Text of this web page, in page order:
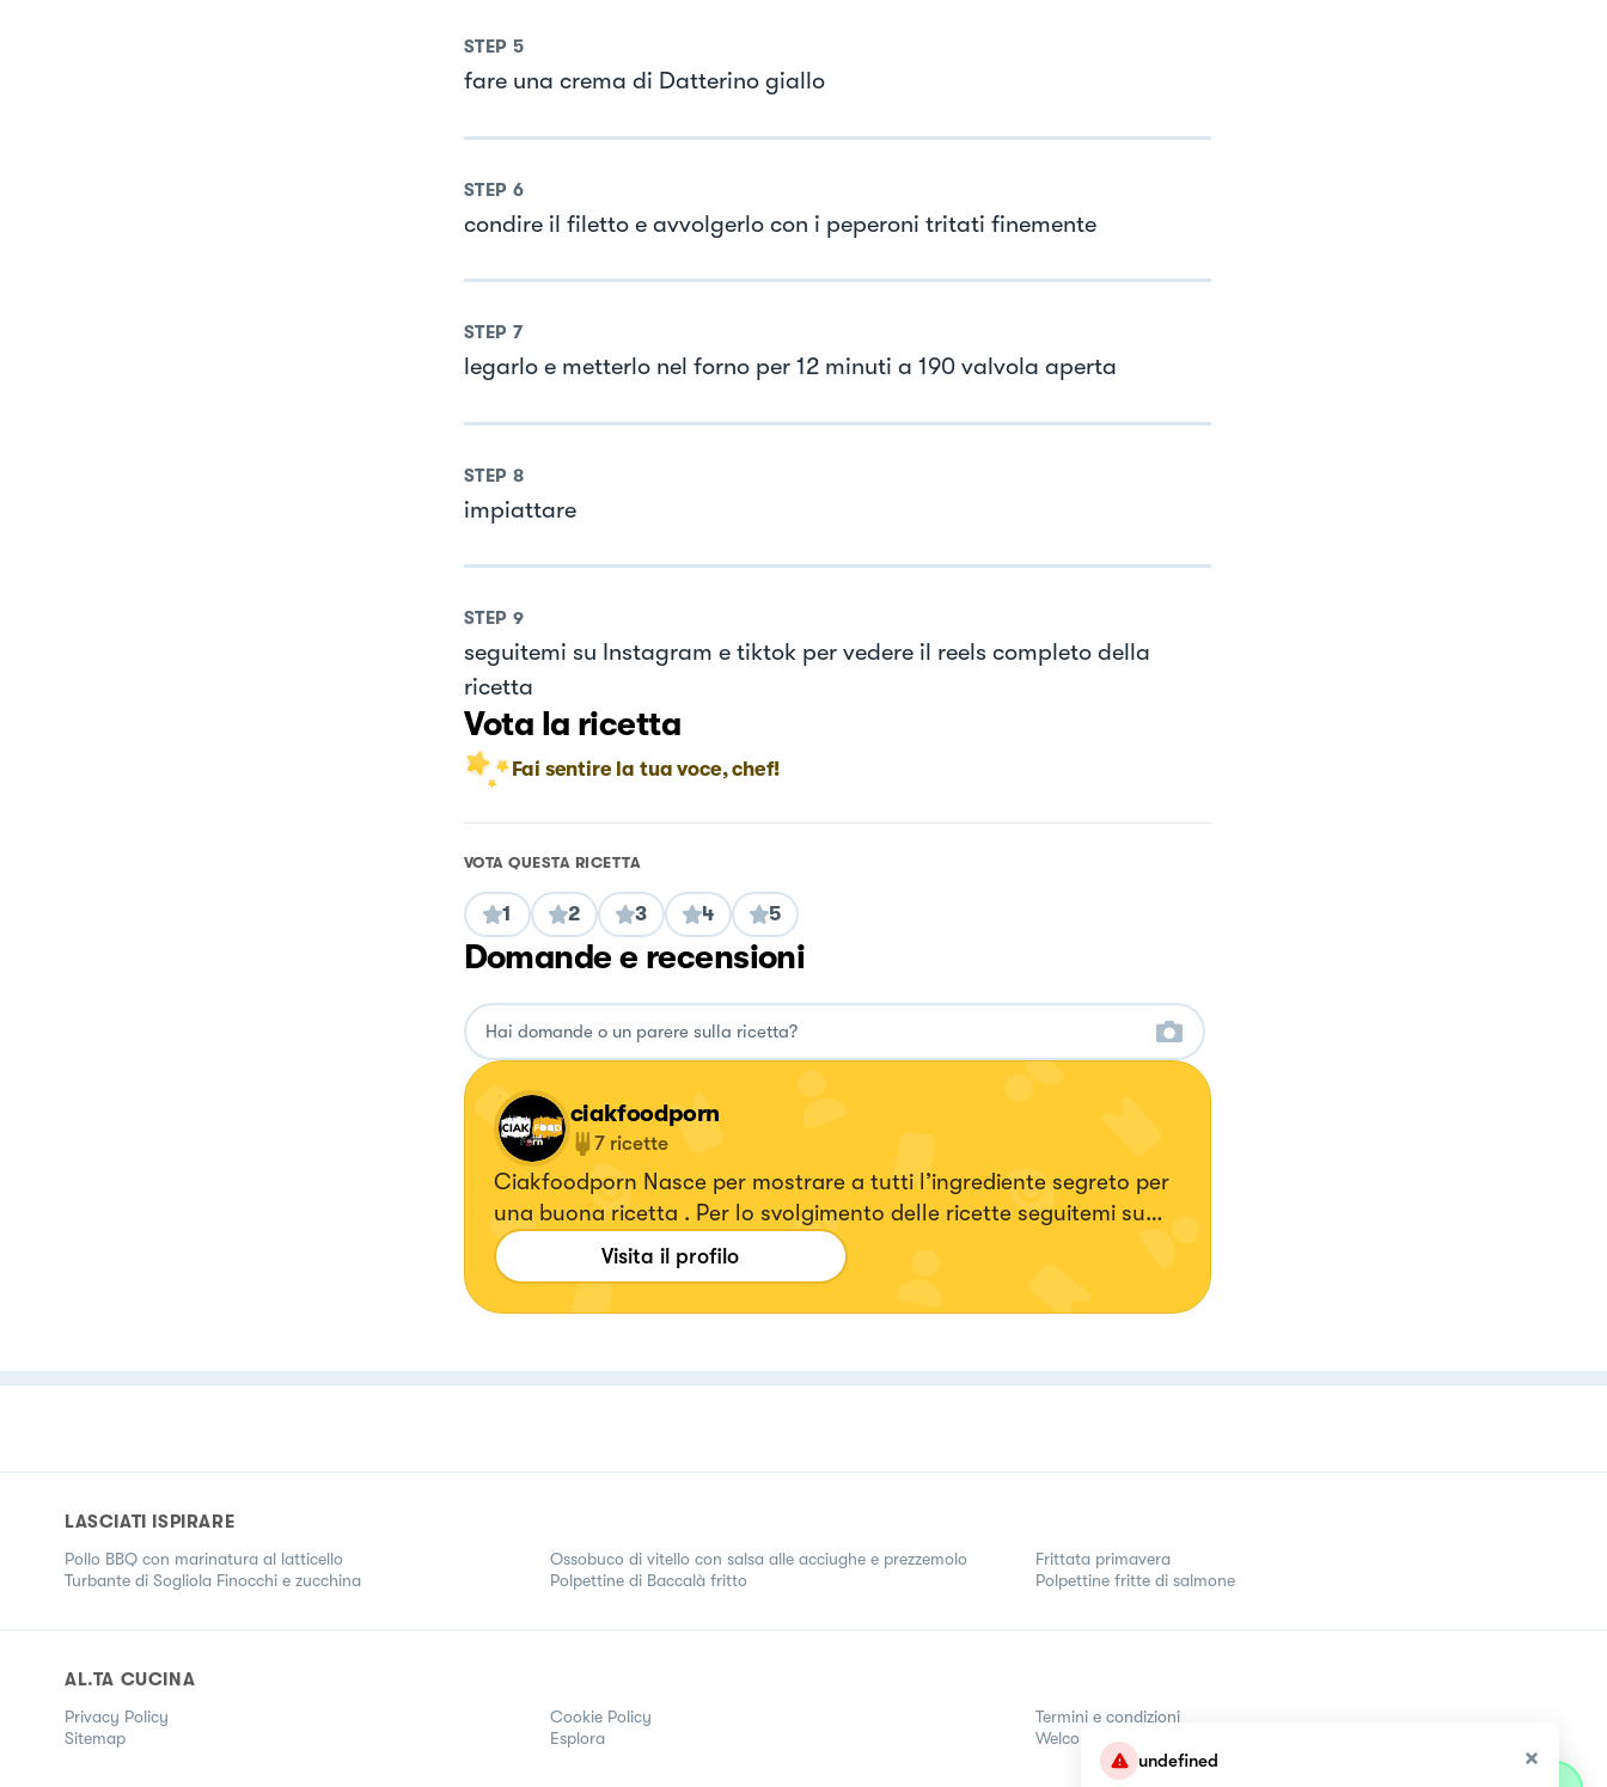
undefined
STEP 5
fare una crema di Datterino giallo
STEP 6
condire il filetto e avvolgerlo con i peperoni tritati finemente
STEP 7
legarlo e metterlo nel forno per 12 minuti a 190 valvola aperta
STEP 8
impiattare
STEP 9
seguitemi su Instagram e tiktok per vedere il reels completo della
ricetta
Vota la ricetta
Fai sentire la tua voce, chef!
VOTA QUESTA RICETTA
1 2 3 4 5
Domande e recensioni
ciakfoodporn
7 ricette
Ciakfoodporn Nasce per mostrare a tutti l’ingrediente segreto per
una buona ricetta . Per lo svolgimento delle ricette seguitemi su
instagram e Tiktok ( REELS)
Visita il profilo
LASCIATI ISPIRARE
Pollo BBQ con marinatura al latticello
Turbante di Sogliola Finocchi e zucchina
Ossobuco di vitello con salsa alle acciughe e prezzemolo
Polpettine di Baccalà fritto
Frittata primavera
Polpettine fritte di salmone
AL.TA CUCINA
Privacy Policy Cookie Policy
Termini e condizioni
Sitemap
Esplora Welcome